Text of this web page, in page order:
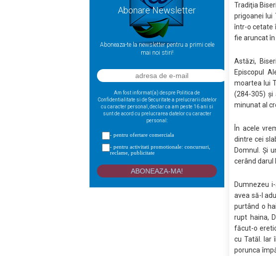
Abonare Newsletter
Aboneaza-te la newsletter pentru a primi cele
mai noi stiri!
Am fost informat(a) despre Politica de
Confidentialitate si de Securitate a prelucrarii datelor
cu caracter personal, declar ca am peste 16 ani si
sunt de acord cu prelucrarea datelor cu caracter
personal:
- pentru ofertare comerciala
- pentru activitati promotionale: concursuri,
reclame, publicitate
Tradiţia
prigoanei lui
într-o cetate
fie aruncat
Astăzi,
Episcopul
moartea lui
(284-305) şi
minunat al
În acele
dintre cei
Domnul. Şi
cerând darul
Dumnezeu
avea să-l
purtând o
rupt haina,
făcut-o
cu Tatăl. Iar
porunca